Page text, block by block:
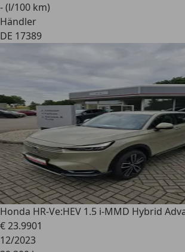
- (l/100 km)
Händler
DE 17389
Honda HR-Ve:HEV 1.5 i-MMD Hybrid
€ 23.9901
12/2023